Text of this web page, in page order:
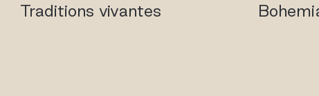
Traditions vivantes